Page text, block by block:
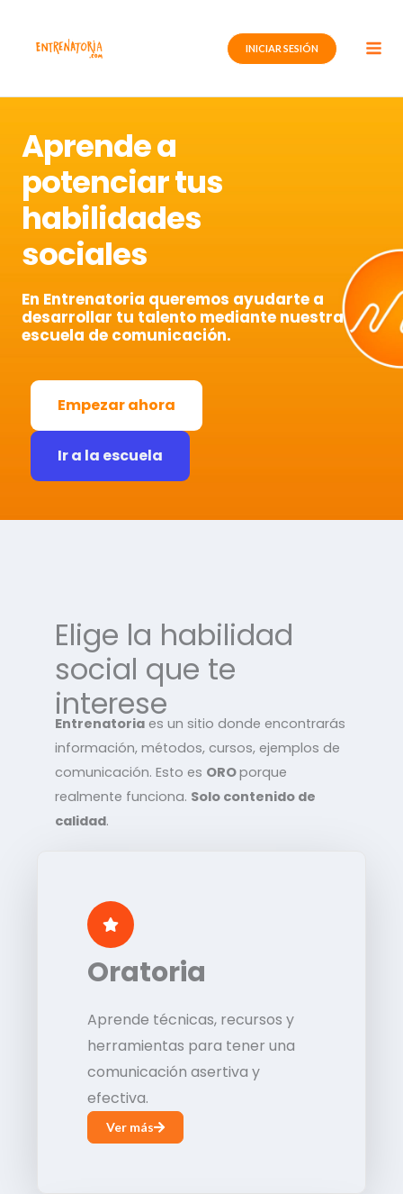
contenido
INICIAR SESIÓN
Aprende a
potenciar tus
habilidades
sociales
En Entrenatoria queremos ayudarte a
desarrollar tu talento mediante nuestra
escuela de comunicación.
Empezar ahora
Ir a la escuela
Elige la habilidad
social que te
interese
Entrenatoria es un sitio donde encontrarás
información, métodos, cursos, ejemplos de
comunicación. Esto es OROporque
realmente funciona. Solo contenido de
calidad.
Oratoria
Aprende técnicas, recursos y
herramientas para tener una
comunicación asertiva y
efectiva.
Ver más